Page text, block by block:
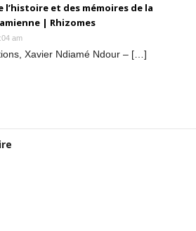
l’histoire et des mémoires de la
| Rhizomes
am
Xavier Ndiamé Ndour – […]